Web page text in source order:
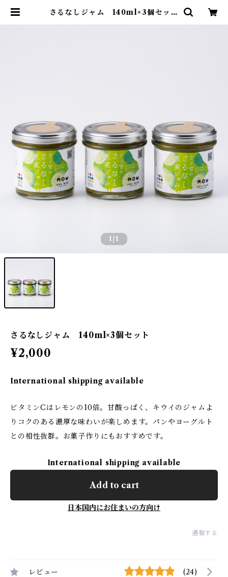
さるなしジャム 140ml×3個セット
1 /1
さるなしジャム 140ml×3個セット
¥2,000
International shipping available
ビタミンCはレモンの10倍。甘酸っぱく、キウイのジャムよ
りコクのある濃厚な味わいが楽しめます。パンやヨーグルト
との相性抜群。お菓子作りにもおすすめです。
International shipping available
Add to cart
日本国内にお住まいの方向け
通報する
レビュー (24)